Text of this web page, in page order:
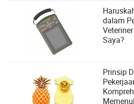
dalam
Saya?
Prinsip